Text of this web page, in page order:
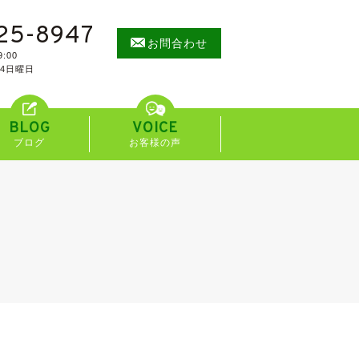
8947
日曜日
お問合わせ
BLOG
ブログ
VOICE
お客様の声